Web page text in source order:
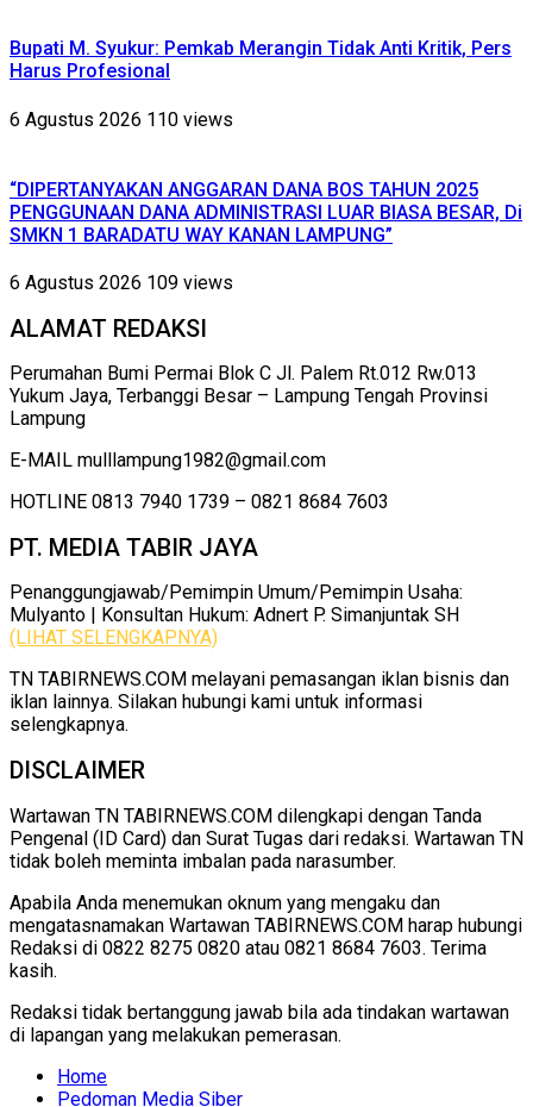
Bupati M. Syukur: Pemkab Merangin Tidak Anti Kritik, Pers
Harus Profesional
6 Agustus 2026 110 views
“DIPERTANYAKAN ANGGARAN DANA BOS TAHUN 2025
PENGGUNAAN DANA ADMINISTRASI LUAR BIASA BESAR, Di
SMKN 1 BARADATU WAY KANAN LAMPUNG”
6 Agustus 2026 109 views
ALAMAT REDAKSI
Perumahan Bumi Permai Blok C Jl. Palem Rt.012 Rw.013
Yukum Jaya, Terbanggi Besar – Lampung Tengah Provinsi
Lampung
E-MAIL mulllampung1982@gmail.com
HOTLINE 0813 7940 1739 – 0821 8684 7603
PT. MEDIA TABIR JAYA
Penanggungjawab/Pemimpin Umum/Pemimpin Usaha:
Mulyanto | Konsultan Hukum: Adnert P. Simanjuntak SH
(LIHAT SELENGKAPNYA)
TN TABIRNEWS.COM melayani pemasangan iklan bisnis dan
iklan lainnya. Silakan hubungi kami untuk informasi
selengkapnya.
DISCLAIMER
Wartawan TN TABIRNEWS.COM dilengkapi dengan Tanda
Pengenal (ID Card) dan Surat Tugas dari redaksi. Wartawan TN
tidak boleh meminta imbalan pada narasumber.
Apabila Anda menemukan oknum yang mengaku dan
mengatasnamakan Wartawan TABIRNEWS.COM harap hubungi
Redaksi di 0822 8275 0820 atau 0821 8684 7603. Terima
kasih.
Redaksi tidak bertanggung jawab bila ada tindakan wartawan
di lapangan yang melakukan pemerasan.
Home
Pedoman Media Siber